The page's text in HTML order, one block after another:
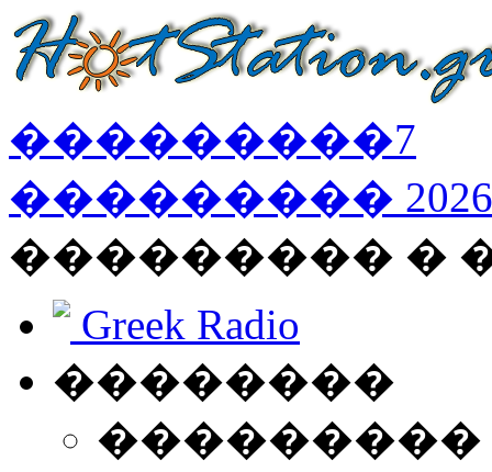
���������7
��������� 2026
��������� �
Greek Radio
��������